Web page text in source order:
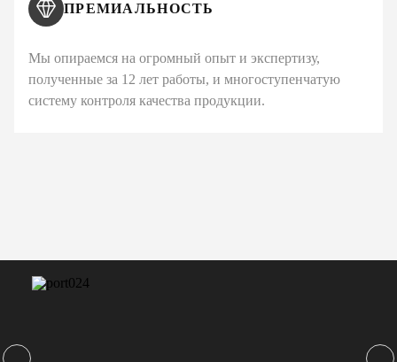
ПРЕМИАЛЬНОСТЬ
Мы опираемся на огромный опыт и экспертизу,
полученные за 12 лет работы, и многоступенчатую
систему контроля качества продукции.